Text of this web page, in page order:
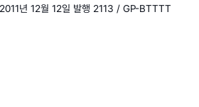
년 12월 12일 발행 2113 / GP-BTTTT